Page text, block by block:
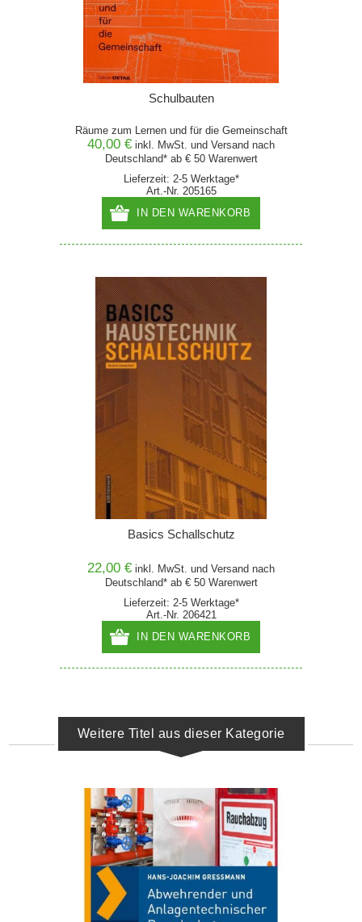
Schulbauten
Räume zum Lernen und für die Gemeinschaft
40,00 € inkl. MwSt. und Versand nach
Deutschland* ab € 50 Warenwert
Lieferzeit: 2-5 Werktage*
Art.-Nr. 205165
IN DEN WARENKORB
Basics Schallschutz
22,00 € inkl. MwSt. und Versand nach
Deutschland* ab € 50 Warenwert
Lieferzeit: 2-5 Werktage*
Art.-Nr. 206421
IN DEN WARENKORB
Weitere Titel aus dieser Kategorie